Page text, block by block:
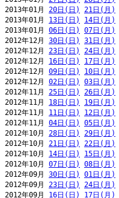
2013年01月 20日(日) 21日(月)
2013年01月 13日(日) 14日(月)
2013年01月 06日(日) 07日(月)
2012年12月 30日(日) 31日(月)
2012年12月 23日(日) 24日(月)
2012年12月 16日(日) 17日(月)
2012年12月 09日(日) 10日(月)
2012年12月 02日(日) 03日(月)
2012年11月 25日(日) 26日(月)
2012年11月 18日(日) 19日(月)
2012年11月 11日(日) 12日(月)
2012年11月 04日(日) 05日(月)
2012年10月 28日(日) 29日(月)
2012年10月 21日(日) 22日(月)
2012年10月 14日(日) 15日(月)
2012年10月 07日(日) 08日(月)
2012年09月 30日(日) 01日(月)
2012年09月 23日(日) 24日(月)
2012年09月 16日(日) 17日(月)